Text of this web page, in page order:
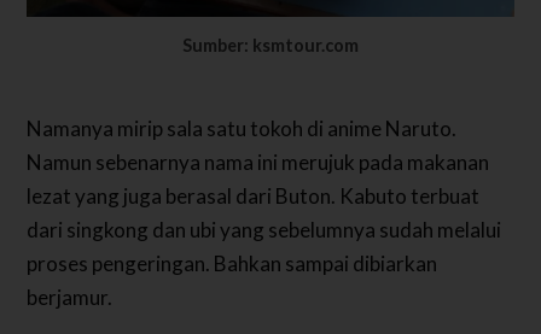
Sumber: ksmtour.com
Namanya mirip sala satu tokoh di anime Naruto.
Namun sebenarnya nama ini merujuk pada makanan
lezat yang juga berasal dari Buton. Kabuto terbuat
dari singkong dan ubi yang sebelumnya sudah melalui
proses pengeringan. Bahkan sampai dibiarkan
berjamur.